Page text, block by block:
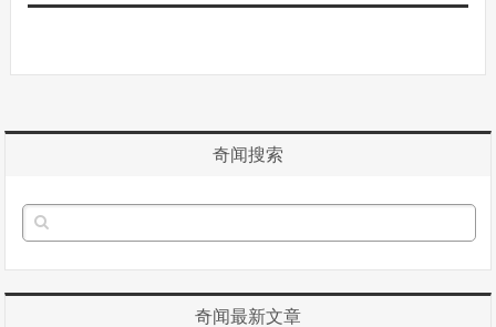
奇闻搜索
奇闻最新文章